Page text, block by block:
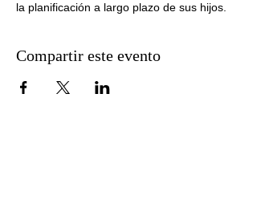
la planificación a largo plazo de sus hijos.
Compartir este evento